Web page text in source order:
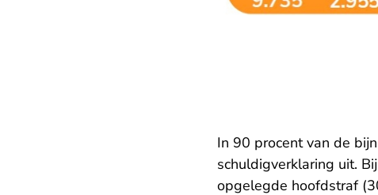
In 90 procent van de
schuldigverklaring uit.
opgelegde hoofdstraf